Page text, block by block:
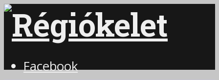
Facebook